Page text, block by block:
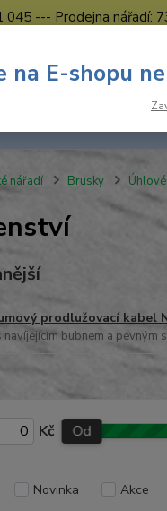
--- Prodejna nářadí:
nářadí Brusky Úhlové
prodlužovací kabel
navíjejícím bubnem a pevným
Kč Od
Novinka Akce
na E-shopu